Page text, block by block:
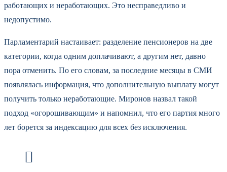
работающих и неработающих. Это несправедливо и
недопустимо.
Парламентарий настаивает: разделение пенсионеров на две
категории, когда одним доплачивают, а другим нет, давно
пора отменить. По его словам, за последние месяцы в СМИ
появлялась информация, что дополнительную выплату могут
получить только неработающие. Миронов назвал такой
подход «огорошивающим» и напомнил, что его партия много
лет борется за индексацию для всех без исключения.